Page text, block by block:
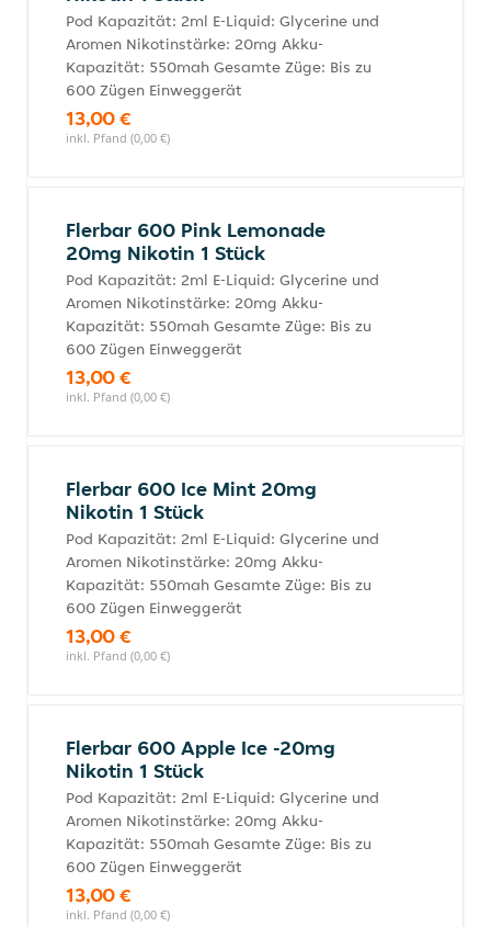
Pod Kapazität: 2ml E-Liquid: Glycerine und
Aromen Nikotinstärke: 20mg Akku-
Kapazität: 550mah Gesamte Züge: Bis zu
600 Zügen Einweggerät
13,00 €
inkl. Pfand (0,00 €)
Flerbar 600 Pink Lemonade
20mg Nikotin 1 Stück
Pod Kapazität: 2ml E-Liquid: Glycerine und
Aromen Nikotinstärke: 20mg Akku-
Kapazität: 550mah Gesamte Züge: Bis zu
600 Zügen Einweggerät
13,00 €
inkl. Pfand (0,00 €)
Flerbar 600 Ice Mint 20mg
Nikotin 1 Stück
Pod Kapazität: 2ml E-Liquid: Glycerine und
Aromen Nikotinstärke: 20mg Akku-
Kapazität: 550mah Gesamte Züge: Bis zu
600 Zügen Einweggerät
13,00 €
inkl. Pfand (0,00 €)
Flerbar 600 Apple Ice -20mg
Nikotin 1 Stück
Pod Kapazität: 2ml E-Liquid: Glycerine und
Aromen Nikotinstärke: 20mg Akku-
Kapazität: 550mah Gesamte Züge: Bis zu
600 Zügen Einweggerät
13,00 €
inkl. Pfand (0,00 €)